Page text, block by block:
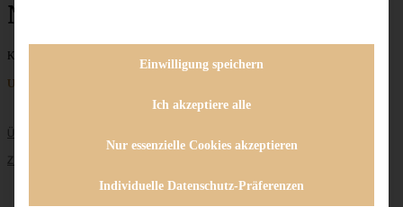
Nussecken
Keine Beiträge gefunden
Unternehmen
ÜBER MICH
ZUSAMMENARBEIT
Einwilligung speichern
Ich akzeptiere alle
Nur essenzielle Cookies akzeptieren
Individuelle Datenschutz-Präferenzen